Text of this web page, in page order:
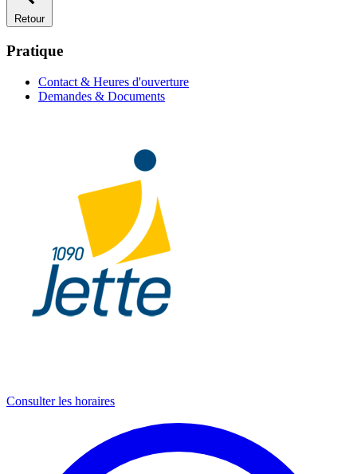
Retour
Pratique
Contact & Heures d'ouverture
Demandes & Documents
Consulter les horaires